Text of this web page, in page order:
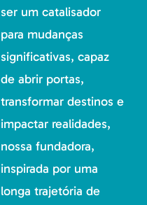
ser um catalisador
para mudanças
significativas, capaz
de abrir portas,
transformar destinos e
impactar realidades,
nossa fundadora,
inspirada por uma
longa trajetória de